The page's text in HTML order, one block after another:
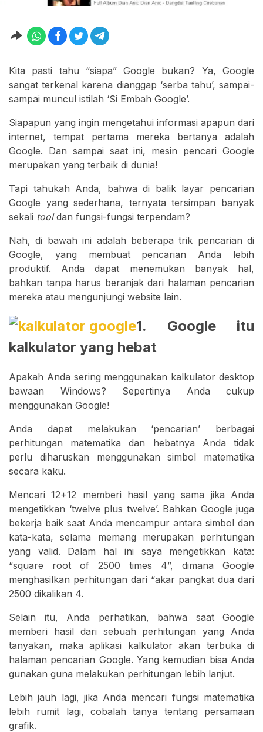
Kita pasti tahu “siapa” Google bukan? Ya, Google
sangat terkenal karena dianggap ‘serba tahu’, sampai-
sampai muncul istilah ‘Si Embah Google’.
Siapapun yang ingin mengetahui informasi apapun dari
internet, tempat pertama mereka bertanya adalah
Google. Dan sampai saat ini, mesin pencari Google
merupakan yang terbaik di dunia!
Tapi tahukah Anda, bahwa di balik layar pencarian
Google yang sederhana, ternyata tersimpan banyak
sekali tooldan fungsi-fungsi terpendam?
Nah, di bawah ini adalah beberapa trik pencarian di
Google, yang membuat pencarian Anda lebih
produktif. Anda dapat menemukan banyak hal,
bahkan tanpa harus beranjak dari halaman pencarian
mereka atau mengunjungi website lain.
1. Google itu
kalkulator yang hebat
Apakah Anda sering menggunakan kalkulator desktop
bawaan Windows? Sepertinya Anda cukup
menggunakan Google!
Anda dapat melakukan ‘pencarian’ berbagai
perhitungan matematika dan hebatnya Anda tidak
perlu diharuskan menggunakan simbol matematika
secara kaku.
Mencari 12+12 memberi hasil yang sama jika Anda
mengetikkan ‘twelve plus twelve’. Bahkan Google juga
bekerja baik saat Anda mencampur antara simbol dan
kata-kata, selama memang merupakan perhitungan
yang valid. Dalam hal ini saya mengetikkan kata:
“square root of 2500 times 4”, dimana Google
menghasilkan perhitungan dari “akar pangkat dua dari
2500 dikalikan 4.
Selain itu, Anda perhatikan, bahwa saat Google
memberi hasil dari sebuah perhitungan yang Anda
tanyakan, maka aplikasi kalkulator akan terbuka di
halaman pencarian Google. Yang kemudian bisa Anda
gunakan guna melakukan perhitungan lebih lanjut.
Lebih jauh lagi, jika Anda mencari fungsi matematika
lebih rumit lagi, cobalah tanya tentang persamaan
grafik.